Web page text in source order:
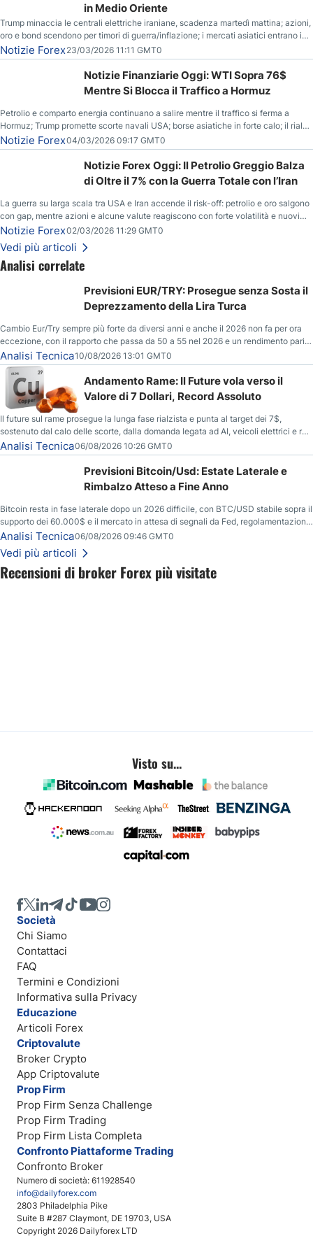
Recensioni di broker Forex più visitate
in Medio Oriente
Trump minaccia le centrali elettriche iraniane, scadenza martedì mattina; azioni,
oro e bond scendono per timori di guerra/inflazione; i mercati asiatici entrano in
correzione; il petrolio greggio resta stabile.
Notizie Forex23/03/2026 11:11 GMT0
Notizie Finanziarie Oggi: WTI Sopra 76$
Mentre Si Blocca il Traffico a Hormuz
Petrolio e comparto energia continuano a salire mentre il traffico si ferma a
Hormuz; Trump promette scorte navali USA; borse asiatiche in forte calo; il rialzo
del gas naturale mette pressione all’euro.
Notizie Forex04/03/2026 09:17 GMT0
Notizie Forex Oggi: Il Petrolio Greggio Balza
di Oltre il 7% con la Guerra Totale con l’Iran
La guerra su larga scala tra USA e Iran accende il risk-off: petrolio e oro salgono
con gap, mentre azioni e alcune valute reagiscono con forte volatilità e nuovi
livelli da monitorare.
Notizie Forex02/03/2026 11:29 GMT0
Vedi più articoli
Analisi correlate
Previsioni EUR/TRY: Prosegue senza Sosta il
Deprezzamento della Lira Turca
Cambio Eur/Try sempre più forte da diversi anni e anche il 2026 non fa per ora
eccezione, con il rapporto che passa da 50 a 55 nel 2026 e un rendimento pari
al +10%.
Analisi Tecnica10/08/2026 13:01 GMT0
Andamento Rame: Il Future vola verso il
Valore di 7 Dollari, Record Assoluto
Il future sul rame prosegue la lunga fase rialzista e punta al target dei 7$,
sostenuto dal calo delle scorte, dalla domanda legata ad AI, veicoli elettrici e reti
energetiche, e dai timori di deficit produttivo dal 2028.
Analisi Tecnica06/08/2026 10:26 GMT0
Previsioni Bitcoin/Usd: Estate Laterale e
Rimbalzo Atteso a Fine Anno
Bitcoin resta in fase laterale dopo un 2026 difficile, con BTC/USD stabile sopra il
supporto dei 60.000$ e il mercato in attesa di segnali da Fed, regolamentazione
USA ed elezioni di medio termine.
Analisi Tecnica06/08/2026 09:46 GMT0
Vedi più articoli
Visto su...
Numero di società: 611928540
info@dailyforex.com
2803 Philadelphia Pike
Suite B #287 Claymont, DE 19703, USA
Copyright 2026 Dailyforex LTD
Società
Chi Siamo
Contattaci
FAQ
Termini e Condizioni
Informativa sulla Privacy
Educazione
Articoli Forex
Criptovalute
Broker Crypto
App Criptovalute
Prop Firm
Prop Firm Senza Challenge
Prop Firm Trading
Prop Firm Lista Completa
Confronto Piattaforme Trading
Confronto Broker